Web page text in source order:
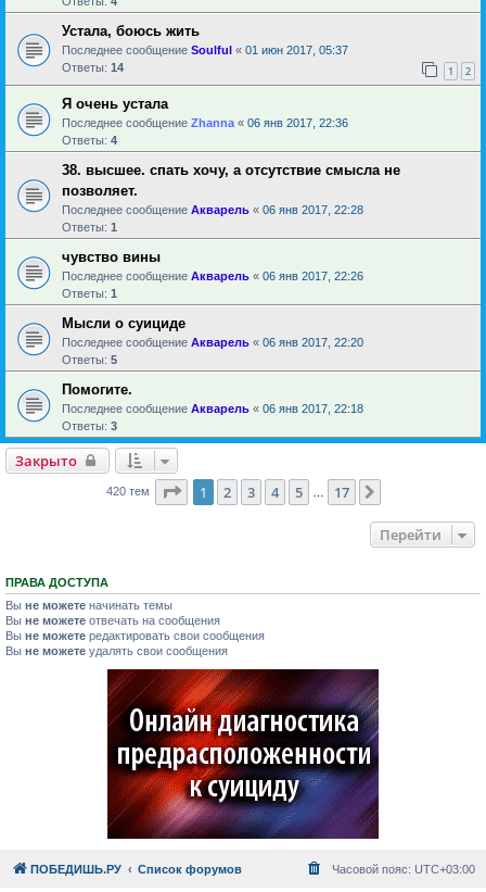
Устала, боюсь жить
Последнее сообщение Soulful « 01 июн 2017, 05:37
Ответы: 14 1 2
Я очень устала
Последнее сообщение Zhanna « 06 янв 2017, 22:36
Ответы: 4
38. высшее. спать хочу, а отсутствие смысла не
позволяет.
Последнее сообщение Акварель « 06 янв 2017, 22:28
Ответы: 1
чувство вины
Последнее сообщение Акварель « 06 янв 2017, 22:26
Ответы: 1
Мысли о суициде
Последнее сообщение Акварель « 06 янв 2017, 22:20
Ответы: 5
Помогите.
Последнее сообщение Акварель « 06 янв 2017, 22:18
Ответы: 3
Закрыто
420 тем Страница из 17
1 2 3 4 5 17
Перейти
ПРАВА ДОСТУПА
Вы не можете начинать темы
Вы не можете отвечать на сообщения
Вы не можете редактировать свои сообщения
Вы не можете удалять свои сообщения
ПОБЕДИШЬ.РУ Список форумов Часовой пояс: UTC+03:00